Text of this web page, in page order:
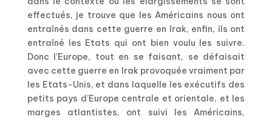
effectués, je trouve que les Américains nous ont
entraînés dans cette guerre en Irak, enfin, ils ont
entraîné les Etats qui ont bien voulu les suivre.
Donc l’Europe, tout en se faisant, se défaisait
avec cette guerre en Irak provoquée vraiment par
les Etats-Unis, et dans laquelle les exécutifs des
petits pays d’Europe centrale et orientale, et les
marges atlantistes, ont suivi les Américains,